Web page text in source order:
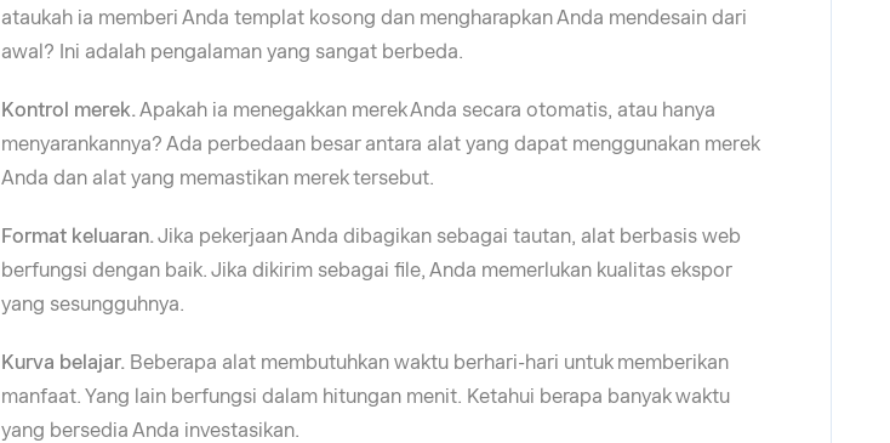
ataukah ia memberi Anda templat kosong dan mengharapkan Anda mendesain dari
awal? Ini adalah pengalaman yang sangat berbeda.
Kontrol merek.Apakah ia menegakkan merek Anda secara otomatis, atau hanya
menyarankannya? Ada perbedaan besar antara alat yang dapat menggunakan merek
Anda dan alat yang memastikan merek tersebut.
Format keluaran.Jika pekerjaan Anda dibagikan sebagai tautan, alat berbasis web
berfungsi dengan baik. Jika dikirim sebagai file, Anda memerlukan kualitas ekspor
yang sesungguhnya.
Kurva belajar.Beberapa alat membutuhkan waktu berhari-hari untuk memberikan
manfaat. Yang lain berfungsi dalam hitungan menit. Ketahui berapa banyak waktu
yang bersedia Anda investasikan.